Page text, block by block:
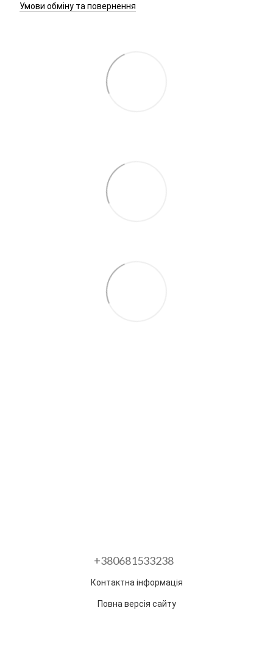
Умови обміну та повернення
+380681533238
Контактна інформація
Повна версія сайту